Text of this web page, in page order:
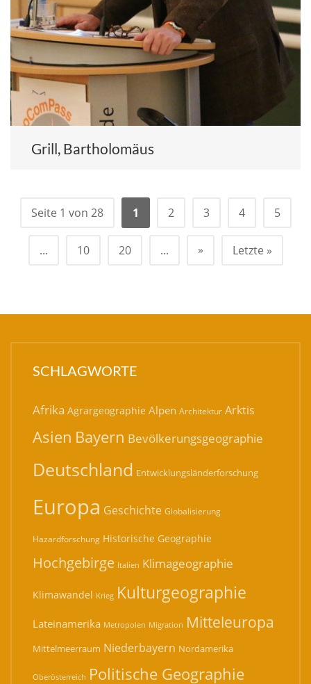
Grill, Bartholomäus
Seite 1 von 28 1 2 3 4 5
... 10 20 ... » Letzte »
SCHLAGWORTE
Afrika Agrargeographie Alpen Architektur Arktis
Asien Bayern Bevölkerungsgeographie
Deutschland Entwicklungsländerforschung
Europa Geschichte Globalisierung
Hazardforschung Historische Geographie
Hochgebirge Italien Klimageographie
Klimawandel Krieg Kulturgeographie
Lateinamerika Metropolen Migration Mitteleuropa
Mittelmeerraum Niederbayern Nordamerika
Oberösterreich Politische Geographie